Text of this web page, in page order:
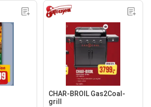
CHAR-BROIL Gas2Coal-
grill